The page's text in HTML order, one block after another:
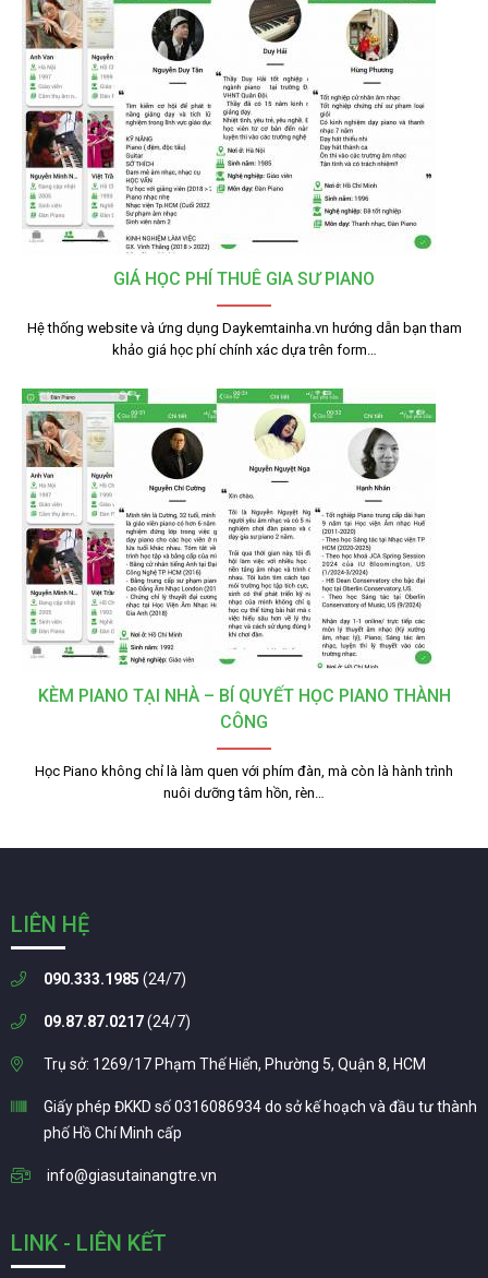
GIÁ HỌC PHÍ THUÊ GIA SƯ PIANO
Hệ thống website và ứng dụng Daykemtainha.vn hướng dẫn bạn tham
khảo giá học phí chính xác dựa trên form…
KÈM PIANO TẠI NHÀ – BÍ QUYẾT HỌC PIANO THÀNH
CÔNG
Học Piano không chỉ là làm quen với phím đàn, mà còn là hành trình
nuôi dưỡng tâm hồn, rèn…
LIÊN HỆ
090.333.1985 (24/7)
09.87.87.0217(24/7)
Trụ sở: 1269/17 Phạm Thế Hiển, Phường 5, Quận 8, HCM
Giấy phép ĐKKD số 0316086934 do sở kế hoạch và đầu tư thành
phố Hồ Chí Minh cấp
info@giasutainangtre.vn
LINK - LIÊN KẾT